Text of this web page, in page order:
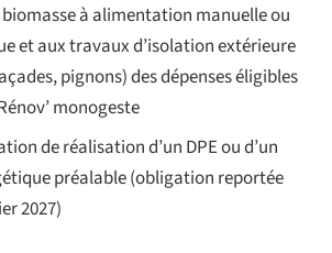
à alimentation manuelle ou
et aux travaux d’isolation extérieure
pignons) des dépenses éligibles
monogeste
de réalisation d’un DPE ou d’un
préalable (obligation reportée
2027)